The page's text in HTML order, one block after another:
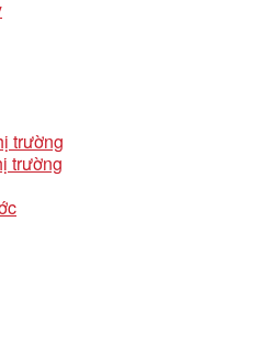
trường
trường